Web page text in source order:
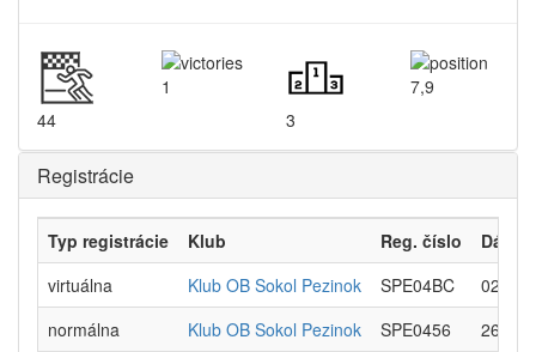
44
1
3
7,9
Registrácie
Typ registrácie Klub Reg. číslo
virtuálna
Klub OB Sokol Pezinok SPE04BC
normálna
Klub OB Sokol Pezinok SPE0456